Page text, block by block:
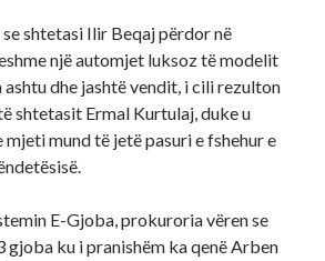
shtetasi Ilir Beqaj përdor në
një automjet luksoz të modelit
dhe jashtë vendit, i cili rezulton
shtetasit Ermal Kurtulaj, duke u
mund të jetë pasuri e fshehur e
E-Gjoba, prokuroria vëren se
gjoba ku i pranishëm ka qenë Arben